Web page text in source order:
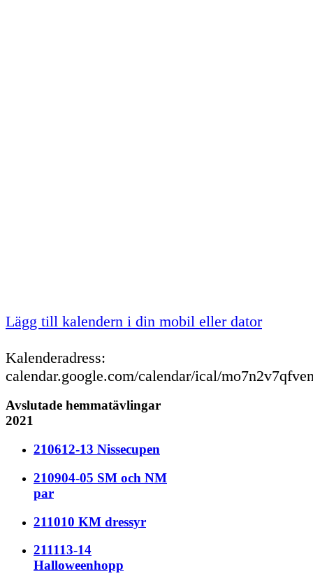
Lägg till kalendern i din mobil eller dator
Kalenderadress:
calendar.google.com/calendar/ical/
Avslutade hemmatävlingar
2021
210612-13 Nissecupen
210904-05 SM och NM
par
211010 KM dressyr
211113-14
Halloweenhopp